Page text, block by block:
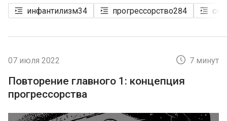
инфантилизм34 прогрессорство284
07 июля 2022 7 минут
Повторение главного 1: концепция
прогрессорства